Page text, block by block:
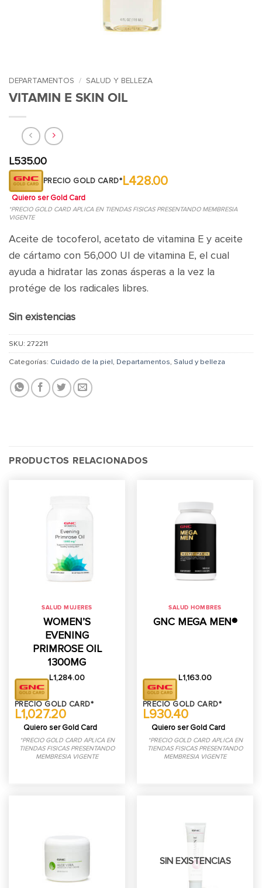
DEPARTAMENTOS / SALUD Y BELLEZA
VITAMIN E SKIN OIL
L535.00
PRECIO GOLD CARD*L428.00
Quiero ser Gold Card
*PRECIO GOLD CARD APLICA EN TIENDAS FISICAS PRESENTANDO MEMBRESIA
VIGENTE
Aceite de tocoferol, acetato de vitamina E y aceite
de cártamo con 56,000 UI de vitamina E, el cual
ayuda a hidratar las zonas ásperas a la vez la
protége de los radicales libres.
Sin existencias
SKU: 272211
Categorías: Cuidado de la piel, Departamentos, Salud y belleza
PRODUCTOS RELACIONADOS
SALUD MUJERES
WOMEN’S
EVENING
PRIMROSE OIL
1300MG
L1,284.00
PRECIO GOLD CARD*
L1,027.20
Quiero ser Gold Card
*PRECIO GOLD CARD APLICA EN
TIENDAS FISICAS PRESENTANDO
MEMBRESIA VIGENTE
SALUD HOMBRES
GNC MEGA MEN®
L1,163.00
PRECIO GOLD CARD*
L930.40
Quiero ser Gold Card
*PRECIO GOLD CARD APLICA EN
TIENDAS FISICAS PRESENTANDO
MEMBRESIA VIGENTE
SIN EXISTENCIAS